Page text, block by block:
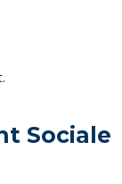
Sociale